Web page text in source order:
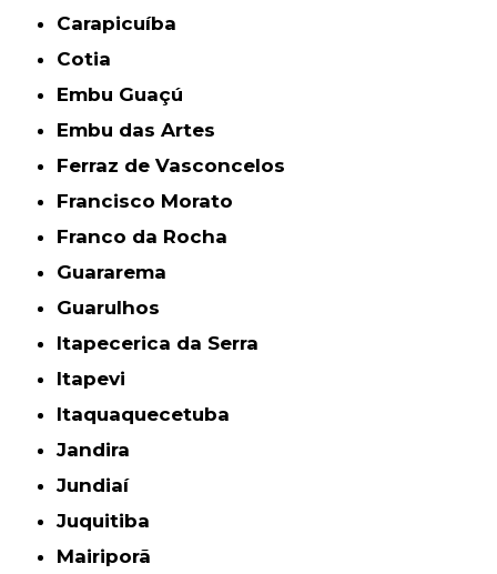
Carapicuíba
Cotia
Embu Guaçú
Embu das Artes
Ferraz de Vasconcelos
Francisco Morato
Franco da Rocha
Guararema
Guarulhos
Itapecerica da Serra
Itapevi
Itaquaquecetuba
Jandira
Jundiaí
Juquitiba
Mairiporã